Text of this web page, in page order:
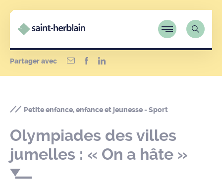
Partager avec
Petite enfance, enfance et jeunesse - Sport
Olympiades des villes
jumelles : « On a hâte »